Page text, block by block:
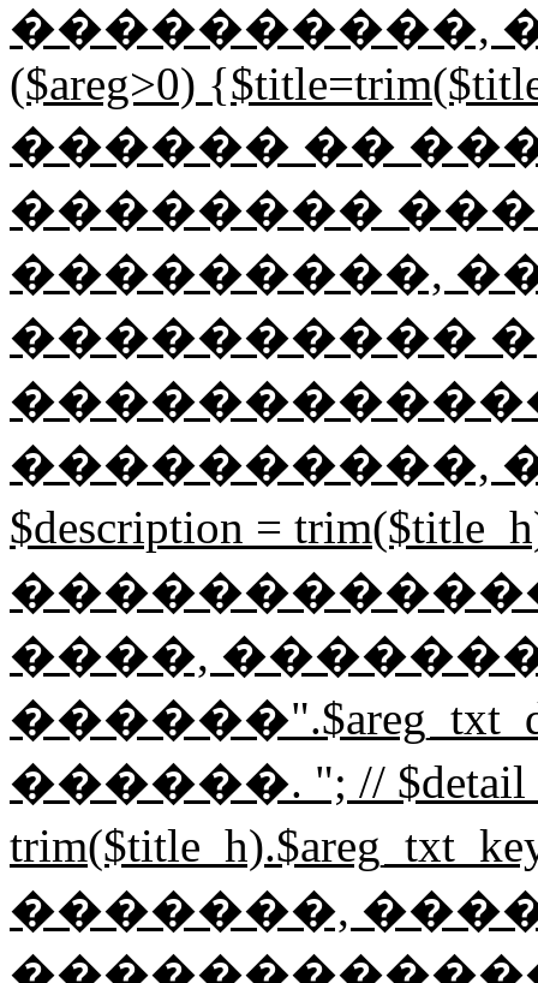
����������,
($areg>0)
������ ��
��������
���������,
���������� �
����������,
$description =
����,
������. "; //
�������,